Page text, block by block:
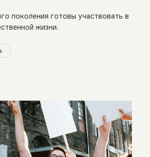
поколения готовы участвовать в
жизни.